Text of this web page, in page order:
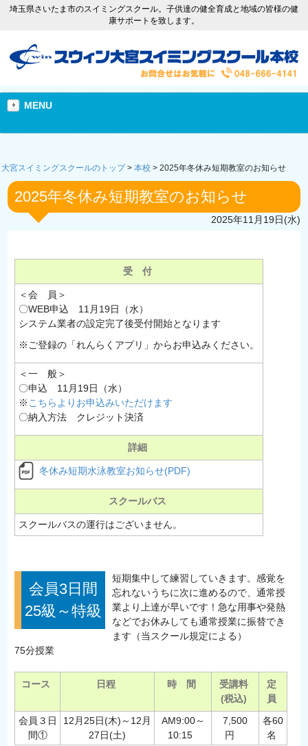
埼玉県さいたま市のスイミングスクール。子供達の健全育成と地域の皆様の健
康サポートを致します。
MENU
大宮スイミングスクールのトップ> 本校 > 2025年冬休み短期教室のお知らせ
2025年冬休み短期教室のお知らせ
2025年11月19日(水)
受 付
＜会 員＞
〇WEB申込 11月19日（水）
システム業者の設定完了後受付開始となります
※ご登録の「れんらくアプリ」からお申込みください。
＜一 般＞
〇申込 11月19日（水）
※ こちらよりお申込みいただけます
〇納入方法 クレジット決済
詳細
冬休み短期水泳教室お知らせ(PDF)
スクールバス
スクールバスの運行はございません。
会員3日間
25級～特級
短期集中して練習していきます。感覚を
忘れないうちに次に進めるので、通常授
業より上達が早いです！急な用事や発熱
などでお休みしても通常授業に振替でき
ます（当スクール規定による）
75分授業
コース 日程 時 間
受講料
(税込)
定
員
会員３日
間①
12月25日(木)～12月
27日(土)
AM9:00～
10:15
7,500
円
各60
名